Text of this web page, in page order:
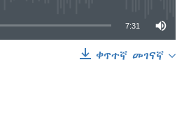
7:31
ቀጥተኛ መገናኛ